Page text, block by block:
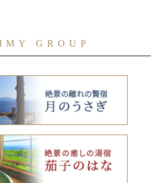
GROUP